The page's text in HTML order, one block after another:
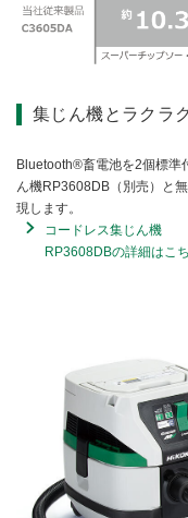
集じん機とラクラ
Bluetooth®畜電池を2個標準
ん機RP3608DB（別売）と
現します。
コードレス集じん機
RP3608DBの詳細はこ